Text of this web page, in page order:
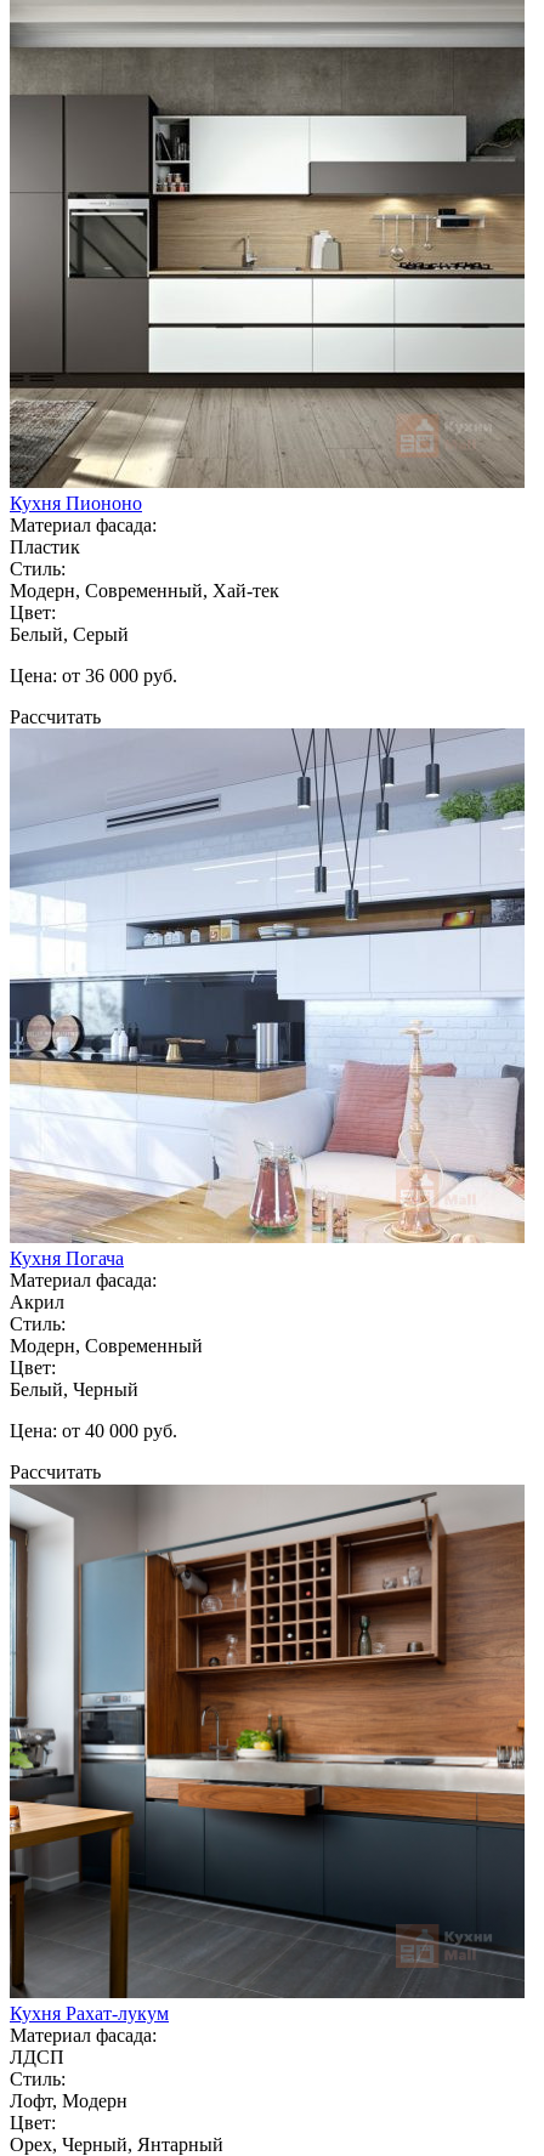
Кухня Пиононо
Материал фасада:
Пластик
Стиль:
Модерн, Современный, Хай-тек
Цвет:
Белый, Серый
Цена: от 36 000 руб.
Рассчитать
Кухня Погача
Материал фасада:
Акрил
Стиль:
Модерн, Современный
Цвет:
Белый, Черный
Цена: от 40 000 руб.
Рассчитать
Кухня Рахат-лукум
Материал фасада:
ЛДСП
Стиль:
Лофт, Модерн
Цвет:
Орех, Черный, Янтарный